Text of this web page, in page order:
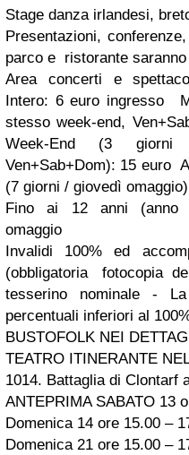
Stage danza irlandesi,
Presentazioni,
parco e ristorante
Area concerti e
Intero: 6 euro ingresso
stesso week-end,
Week-End (3 giorni
Ven+Sab+Dom): 15 euro
(7 giorni / giovedì omaggio)
Fino ai 12 anni (anno
omaggio
Invalidi 100% ed
(obbligatoria fotocopia
tesserino nominale -
percentuali inferiori al
BUSTOFOLK NEI
TEATRO ITINERANTE
1014. Battaglia di Clontarf
ANTEPRIMA SABATO 13
Domenica 14 ore 15.00 –
Domenica 21 ore 15.00 –